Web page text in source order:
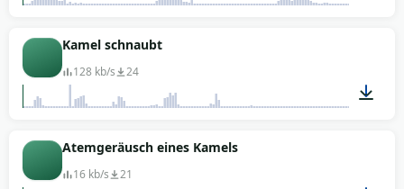
Kamel schnaubt
128 kb/s 24
Atemgeräusch eines Kamels
16 kb/s 21